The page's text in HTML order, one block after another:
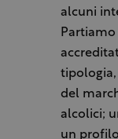
alcuni
tipologia,
del
alcolici;
un